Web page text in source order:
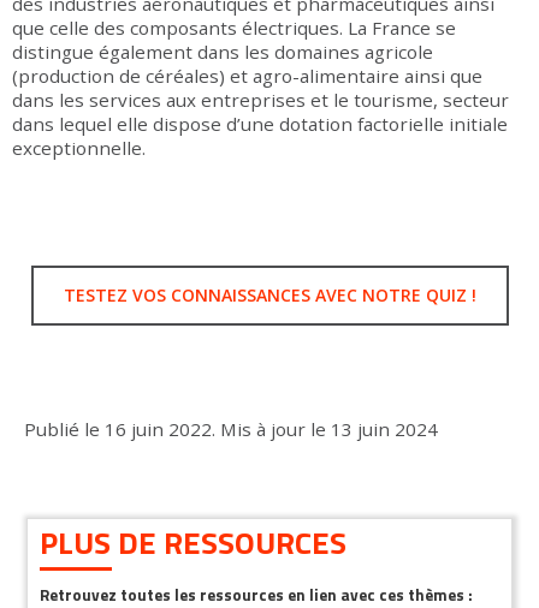
que celle des composants électriques. La France se
distingue également dans les domaines agricole
(production de céréales) et agro-alimentaire ainsi que
dans les services aux entreprises et le tourisme, secteur
dans lequel elle dispose d’une dotation factorielle initiale
exceptionnelle.
TESTEZ VOS CONNAISSANCES AVEC NOTRE QUIZ !
Publié le 16 juin 2022. Mis à jour le 13 juin 2024
PLUS DE RESSOURCES
Retrouvez toutes les ressources en lien avec ces thèmes :